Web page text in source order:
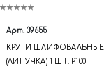
Арт. 39655
КРУГИ ШЛИФОВАЛЬНЫЕ
(ЛИПУЧКА) 1 ШТ. Р100